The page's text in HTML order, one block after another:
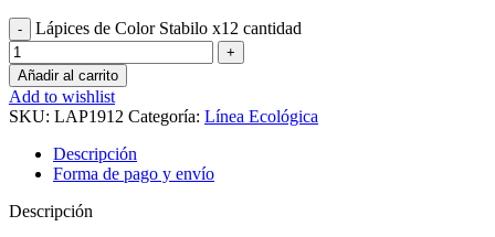
Lápices de Color Stabilo x12 cantidad
Añadir al carrito
Add to wishlist
SKU: LAP1912 Categoría: Línea Ecológica
Descripción
Forma de pago y envío
Descripción